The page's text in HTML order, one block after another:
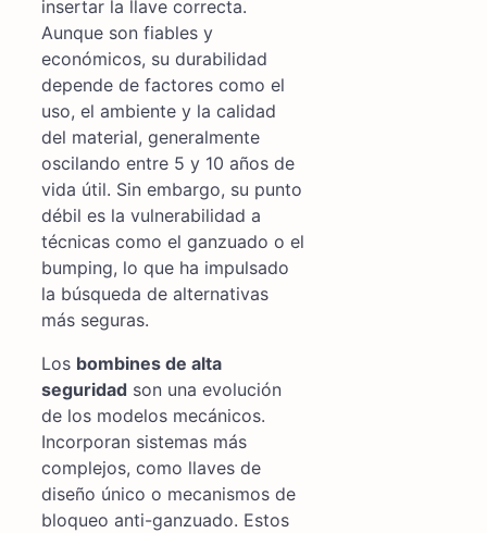
insertar la llave correcta.
Aunque son fiables y
económicos, su durabilidad
depende de factores como el
uso, el ambiente y la calidad
del material, generalmente
oscilando entre 5 y 10 años de
vida útil. Sin embargo, su punto
débil es la vulnerabilidad a
técnicas como el ganzuado o el
bumping, lo que ha impulsado
la búsqueda de alternativas
más seguras.
Los bombines de alta
seguridad son una evolución
de los modelos mecánicos.
Incorporan sistemas más
complejos, como llaves de
diseño único o mecanismos de
bloqueo anti-ganzuado. Estos